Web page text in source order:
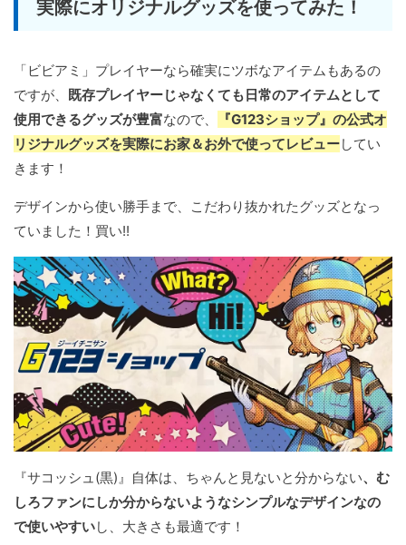
実際にオリジナルグッズを使ってみた！
「ビビアミ」プレイヤーなら確実にツボなアイテムもあるの
ですが、 既存プレイヤーじゃなくても日常のアイテムとして
使用できるグッズが豊富なので、
『G123ショップ』の公式オ
リジナルグッズを実際にお家＆お外で使ってレビューしてい
きます！
デザインから使い勝手まで、こだわり抜かれたグッズとなっ
ていました！買い!!
『サコッシュ(黒)』自体は、ちゃんと見ないと分からない、む
しろファンにしか分からないようなシンプルなデザインなの
で使いやすいし、大きさも最適です！